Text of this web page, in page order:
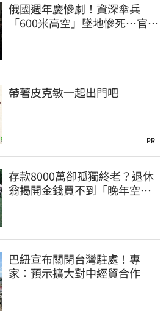
俄國週年慶慘劇！資深傘兵
「600米高空」墜地慘死…官方
帶著皮克敏一起出門吧
PR
存款8000萬卻孤獨終老？退休
翁揭開金錢買不到「晚年空
巴紐宣布關閉台灣駐處！專
家：預示擴大對中經貿合作